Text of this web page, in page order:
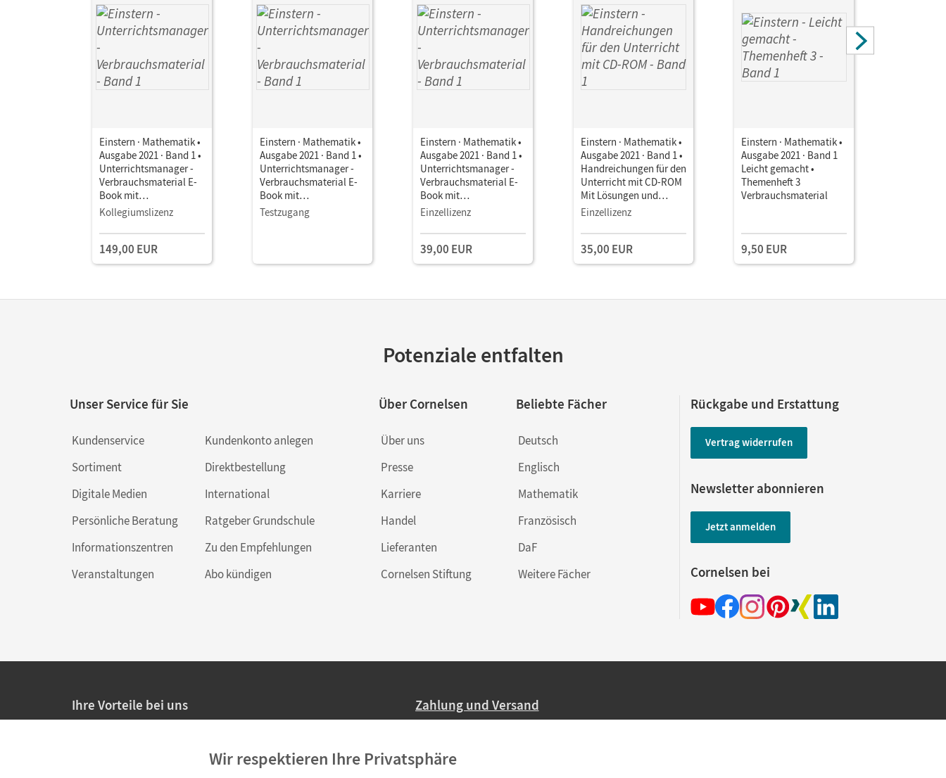
Einstern · Mathematik •
Ausgabe 2021 · Band 1 •
Unterrichtsmanager -
Verbrauchsmaterial E-
Book mit
Lehrkräftematerialien
und Planungstools
Kollegiumslizenz
149,00 EUR
Einstern · Mathematik •
Ausgabe 2021 · Band 1 •
Unterrichtsmanager -
Verbrauchsmaterial E-
Book mit
Lehrkräftematerialien
und Planungstools
Testzugang
Einstern · Mathematik •
Ausgabe 2021 · Band 1 •
Unterrichtsmanager -
Verbrauchsmaterial E-
Book mit
Lehrkräftematerialien
Einzellizenz
39,00 EUR
Einstern · Mathematik •
Ausgabe 2021 · Band 1 •
Handreichungen für den
Unterricht mit CD-ROM
Mit Lösungen und
Lernzielkontrollen
Einzellizenz
35,00 EUR
Einstern · Mathematik •
Ausgabe 2021 · Band 1
Leicht gemacht •
Themenheft 3
Verbrauchsmaterial
9,50 EUR
Potenziale entfalten
Unser Service für Sie
Kundenservice
Sortiment
Digitale Medien
Persönliche Beratung
Informationszentren
Veranstaltungen
Kundenkonto anlegen
Direktbestellung
International
Ratgeber Grundschule
Zu den Empfehlungen
Abo kündigen
Über Cornelsen
Über uns
Presse
Karriere
Handel
Lieferanten
Cornelsen Stiftung
Beliebte Fächer
Deutsch
Englisch
Mathematik
Französisch
DaF
Weitere Fächer
Rückgabe und Erstattung
Vertrag widerrufen
Newsletter abonnieren
Jetzt anmelden
Cornelsen bei
Ihre Vorteile bei uns
Persönliche Angebote für Lehrkräfte
Zahlung und Versand
Ab 59,– EUR Bestellwert liefern wir versandkostenfrei innerhalb Deutschlands
Wir respektieren Ihre Privatsphäre